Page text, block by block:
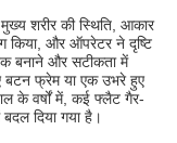
मुख्य शरीर की स्थिति, आकार
किया, और ऑपरेटर ने दृष्टि
बनाने और सटीकता में
बटन फ्रेम या एक उभरे हुए
के वर्षों में, कई फ्लैट गैर-
दिया गया है।